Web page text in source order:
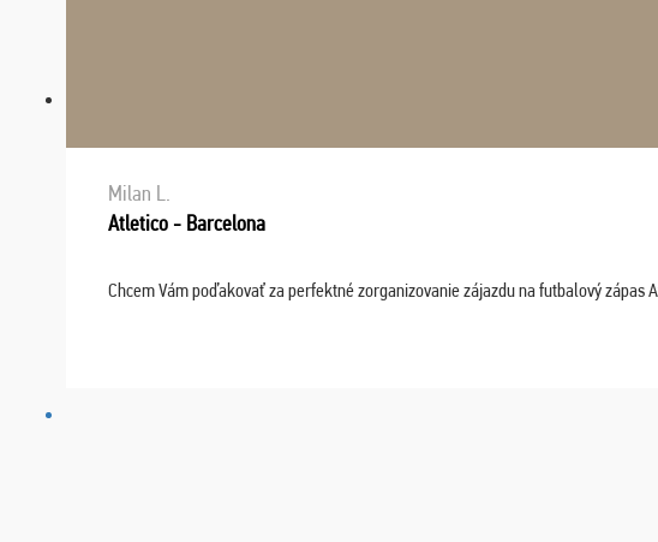
Milan L.
Atletico - Barcelona
Chcem Vám poďakovať za perfektné zorganizovanie zájazdu na futbalový